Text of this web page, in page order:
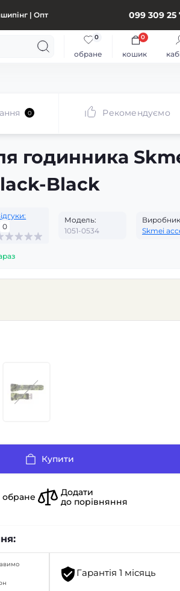
| Опт 099 309 25
обране
0
кошик
0
0 Рекомендуємо
годинника
Black
0
Модель:
1051-0534
Skmei
Купити
обране
Додати
до порівняння
Гарантія 1 місяць